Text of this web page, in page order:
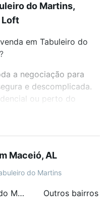
do Martins,
Loft
em Tabuleiro do
a negociação para
e descomplicada.
ou perto do
em Tabuleiro do
seu sonho.
você ainda conta com
te ajudando
Maceió, AL
do Martins
Mais imóveis em Tabuleiro do Martins Outros bairros